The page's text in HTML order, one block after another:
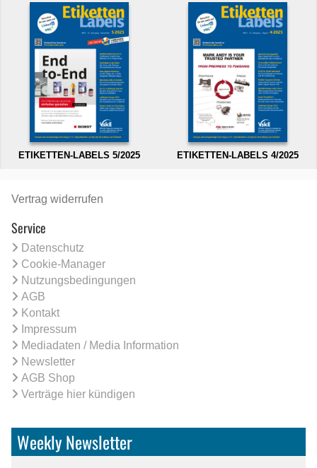
ETIKETTEN-LABELS 5/2025 ETIKETTEN-LABELS 4/2025
Vertrag widerrufen
Service
Datenschutz
Cookie-Manager
Nutzungsbedingungen
AGB
Kontakt
Impressum
Mediadaten / Media Information
Newsletter
AGB Shop
Verträge hier kündigen
Weekly Newsletter